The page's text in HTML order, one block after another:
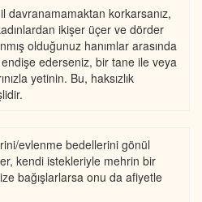
davranamamaktan korkarsanız,
ikişer üçer ve dörder
olduğunuz hanımlar arasında
ederseniz, bir tane ile veya
yetinin. Bu, haksızlık
evlenme bedellerini gönül
kendi istekleriyle mehrin bir
bağışlarlarsa onu da afiyetle